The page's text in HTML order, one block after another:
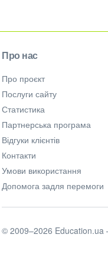
Про нас
Про проєкт
Послуги сайту
Статистика
Партнерська програма
Відгуки клієнтів
Контакти
Умови використання
Допомога задля перемоги
© 2009–2026 Education.ua